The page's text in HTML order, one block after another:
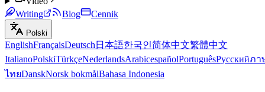
Writing
Blog Cennik
Polski
EnglishFrançaisDeutsch 日本語한국인简体中文繁體中文
ItalianoPolskiTürkçeNederlandsArabicespañolPortuguêsРусскийภา
ไทยDanskNorsk bokmålBahasa Indonesia